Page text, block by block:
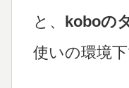
と、 koboの
使いの環境